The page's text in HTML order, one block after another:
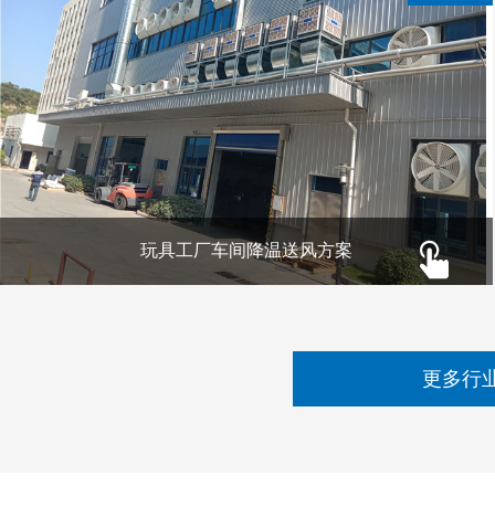
玩具工厂车间降温送风方案
更多行